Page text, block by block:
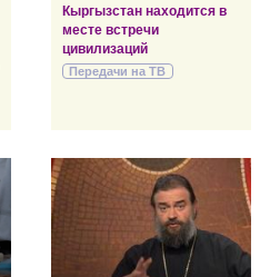
Кыргызстан находится в
месте встречи
цивилизаций
Передачи на ТВ